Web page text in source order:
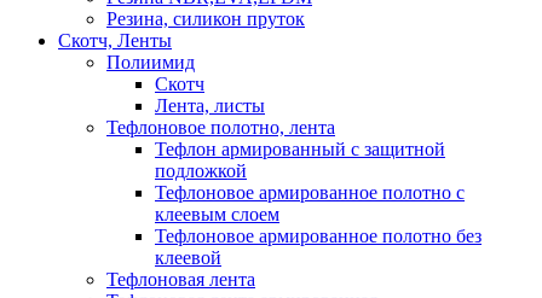
Резина, силикон пруток
Скотч, Ленты
Полиимид
Скотч
Лента, листы
Тефлоновое полотно, лента
Тефлон армированный с защитной
подложкой
Тефлоновое армированное полотно с
клеевым слоем
Тефлоновое армированное полотно без
клеевой
Тефлоновая лента